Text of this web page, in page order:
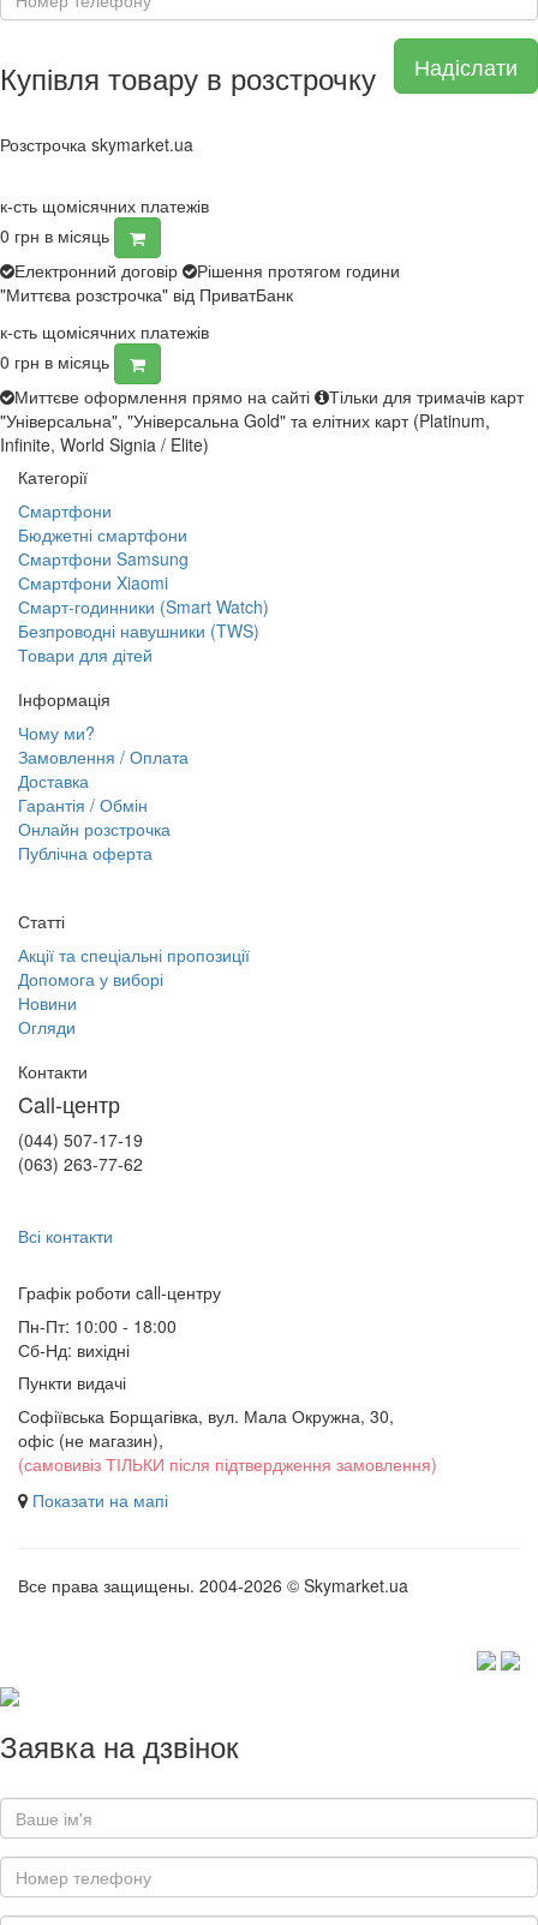
Надіслати
Купівля товару в розстрочку
Розстрочка skymarket.ua
к-сть щомісячних платежів
0 грн в місяць
Електронний договір
Рішення протягом години
"Миттєва розстрочка" від ПриватБанк
к-сть щомісячних платежів
0 грн в місяць
Миттєве оформлення прямо на сайті
Тільки для тримачів карт
"Універсальна", "Універсальна Gold" та елітних карт (Platinum,
Infinite, World Signia / Elite)
Категорії
Смартфони
Бюджетні смартфони
Смартфони Samsung
Смартфони Xiaomi
Смарт-годинники (Smart Watch)
Безпроводні навушники (TWS)
Товари для дітей
Інформація
Чому ми?
Замовлення / Оплата
Доставка
Гарантія / Обмін
Онлайн розстрочка
Публічна оферта
Статті
Акції та спеціальні пропозиції
Допомога у виборі
Новини
Огляди
Контакти
Call-центр
(044) 507-17-19
(063) 263-77-62
Всі контакти
Графік роботи сall-центру
Пн-Пт: 10:00 - 18:00
Сб-Нд: вихідні
Пункти видачі
Софіївська Борщагівка, вул. Мала Окружна, 30,
офіс (не магазин),
(самовивіз ТІЛЬКИ після підтвердження замовлення)
Показати на мапі
Все права защищены. 2004-2026 © Skymarket.ua
Заявка на дзвінок